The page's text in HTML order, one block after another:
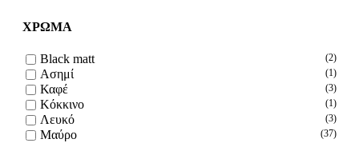
ΧΡΩΜΑ
Black matt (2)
Ασημί (1)
Καφέ (3)
Κόκκινο (1)
Λευκό (3)
Μαύρο (37)